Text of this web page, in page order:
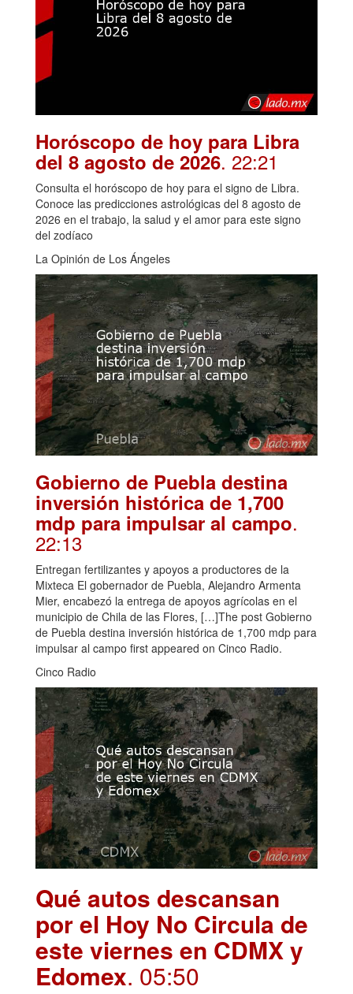
Horóscopo de hoy para Libra
del 8 agosto de 2026. 22:21
Consulta el horóscopo de hoy para el signo de Libra.
Conoce las predicciones astrológicas del 8 agosto de
2026 en el trabajo, la salud y el amor para este signo
del zodíaco
La Opinión de Los Ángeles
Gobierno de Puebla destina
inversión histórica de 1,700
mdp para impulsar al campo.
22:13
Entregan fertilizantes y apoyos a productores de la
Mixteca El gobernador de Puebla, Alejandro Armenta
Mier, encabezó la entrega de apoyos agrícolas en el
municipio de Chila de las Flores, […]The post Gobierno
de Puebla destina inversión histórica de 1,700 mdp para
impulsar al campo first appeared on Cinco Radio.
Cinco Radio
Qué autos descansan
por el Hoy No Circula de
este viernes en CDMX y
Edomex. 05:50